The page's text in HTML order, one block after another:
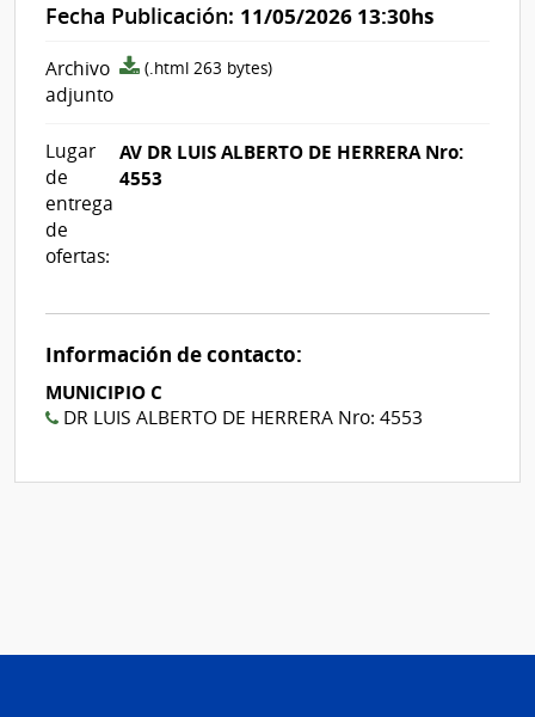
Fecha Publicación: 11/05/2026 13:30hs
Archivo
adjunto
archivo
(.html 263 bytes)
Lugar
de
entrega
de
ofertas:
AV DR LUIS ALBERTO DE HERRERA Nro:
4553
Información de contacto:
MUNICIPIO C
DR LUIS ALBERTO DE HERRERA Nro: 4553